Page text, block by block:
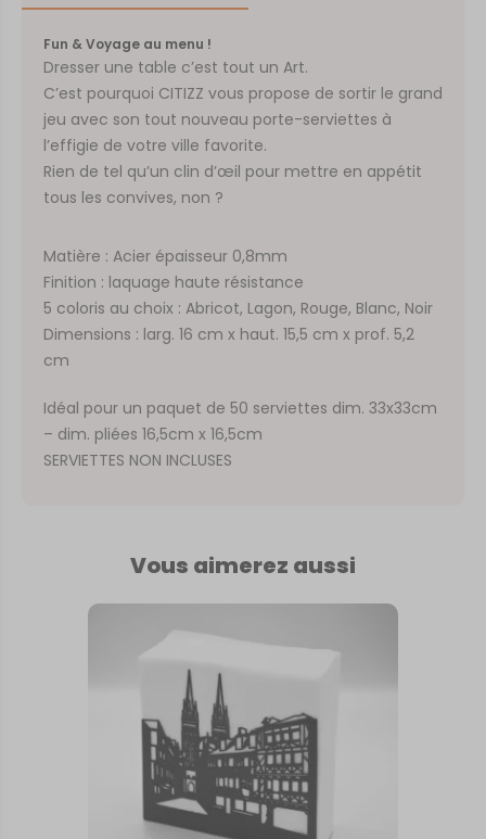
Fun & Voyage au menu !
Dresser une table c’est tout un Art.
C’est pourquoi CITIZZ vous propose de sortir le grand
jeu avec son tout nouveau porte-serviettes à
l’effigie de votre ville favorite.
Rien de tel qu’un clin d’œil pour mettre en appétit
tous les convives, non ?
Matière : Acier épaisseur 0,8mm
Finition : laquage haute résistance
5 coloris au choix : Abricot, Lagon, Rouge, Blanc, Noir
Dimensions : larg. 16 cm x haut. 15,5 cm x prof. 5,2
cm
Idéal pour un paquet de 50 serviettes dim. 33x33cm
– dim. pliées 16,5cm x 16,5cm
SERVIETTES NON INCLUSES
Vous aimerez aussi